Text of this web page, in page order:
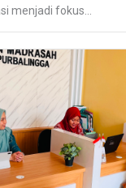
menjadi fokus...